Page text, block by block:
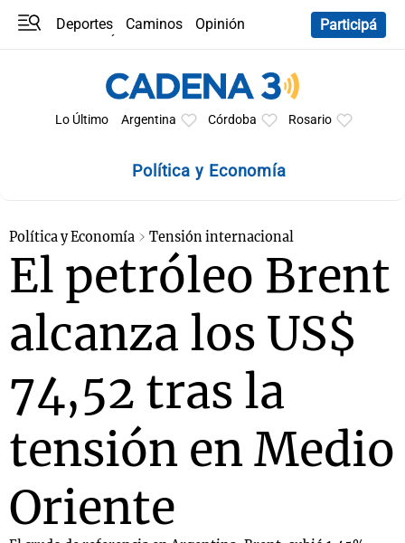
Deportes Caminos
Opinión
Participá
Lo Último Argentina Córdoba Rosario
Política y Economía
Política y Economía Tensión internacional
El petróleo Brent
alcanza los US$
74,52 tras la
tensión en Medio
Oriente